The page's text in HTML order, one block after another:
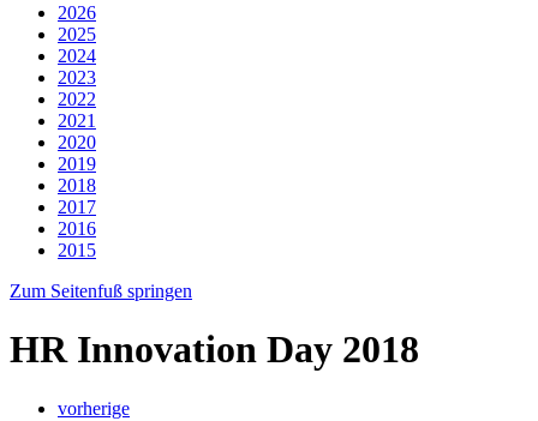
2026
2025
2024
2023
2022
2021
2020
2019
2018
2017
2016
2015
Zum Seitenfuß springen
HR Innovation Day 2018
vorherige